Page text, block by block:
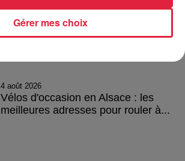
Europa-Park : des précisons sur
l’après Euro-Mir
4 août 2026
Vélos d'occasion en Alsace : les
meilleures adresses pour rouler à...
Gérer mes choix